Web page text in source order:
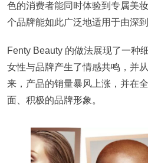
色的消费者能同时体验到专属美
个品牌能如此广泛地适用于由深
Fenty Beauty 的做法展现了一种
女性与品牌产生了情感共鸣，并
来，产品的销量暴风上涨，并在
面、积极的品牌形象。